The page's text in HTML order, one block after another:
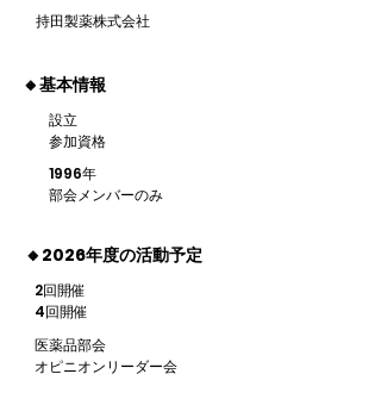
持田製薬株式会社
🔸基本情報
設立
参加資格
1996年
部会メンバーのみ
🔸2026年度の活動予定
2回開催
4回開催
医薬品部会
オピニオンリーダー会